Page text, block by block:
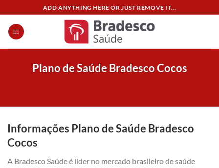
content
ADD ANYTHING HERE OR JUST REMOVE IT...
Plano de Saúde Bradesco Cocos
Informações Plano de Saúde Bradesco
Cocos
A Bradesco Saúde é líder no mercado brasileiro de saúde